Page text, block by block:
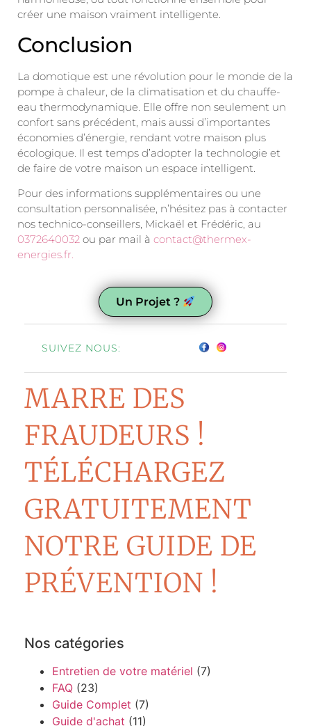
créer une maison vraiment intelligente.
Conclusion
La domotique est une révolution pour le monde de la
pompe à chaleur, de la climatisation et du chauffe-
eau thermodynamique. Elle offre non seulement un
confort sans précédent, mais aussi d’importantes
économies d’énergie, rendant votre maison plus
écologique. Il est temps d’adopter la technologie et
de faire de votre maison un espace intelligent.
Pour des informations supplémentaires ou une
consultation personnalisée, n’hésitez pas à contacter
nos technico-conseillers, Mickaël et Frédéric, au
0372640032 ou par mail à contact@thermex-
energies.fr.
Un Projet ?
SUIVEZ NOUS:
MARRE DES
FRAUDEURS !
TÉLÉCHARGEZ
GRATUITEMENT
NOTRE GUIDE DE
PRÉVENTION !
Nos catégories
Entretien de votre matériel (7)
FAQ (23)
Guide Complet (7)
Guide d'achat (11)